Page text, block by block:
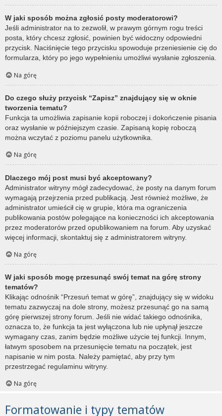
W jaki sposób można zgłosić posty moderatorowi?
Jeśli administrator na to zezwolił, w prawym górnym rogu treści
posta, który chcesz zgłosić, powinien być widoczny odpowiedni
przycisk. Naciśnięcie tego przycisku spowoduje przeniesienie cię do
formularza, który po jego wypełnieniu umożliwi wysłanie zgłoszenia.
Na górę
Do czego służy przycisk “Zapisz” znajdujący się w oknie
tworzenia tematu?
Funkcja ta umożliwia zapisanie kopii roboczej i dokończenie pisania
oraz wysłanie w późniejszym czasie. Zapisaną kopię roboczą
można wczytać z poziomu panelu użytkownika.
Na górę
Dlaczego mój post musi być akceptowany?
Administrator witryny mógł zadecydować, że posty na danym forum
wymagają przejrzenia przed publikacją. Jest również możliwe, że
administrator umieścił cię w grupie, która ma ograniczenia
publikowania postów polegające na konieczności ich akceptowania
przez moderatorów przed opublikowaniem na forum. Aby uzyskać
więcej informacji, skontaktuj się z administratorem witryny.
Na górę
W jaki sposób mogę przesunąć swój temat na górę strony
tematów?
Klikając odnośnik “Przesuń temat w górę”, znajdujący się w widoku
tematu zazwyczaj na dole strony, możesz przesunąć go na samą
górę pierwszej strony forum. Jeśli nie widać takiego odnośnika,
oznacza to, że funkcja ta jest wyłączona lub nie upłynął jeszcze
wymagany czas, zanim będzie możliwe użycie tej funkcji. Innym,
łatwym sposobem na przesunięcie tematu na początek, jest
napisanie w nim posta. Należy pamiętać, aby przy tym
przestrzegać regulaminu witryny.
Na górę
Formatowanie i typy tematów